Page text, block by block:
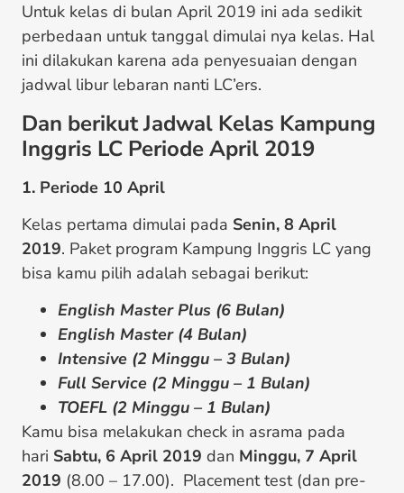
Untuk kelas di bulan April 2019 ini ada sedikit
perbedaan untuk tanggal dimulai nya kelas. Hal
ini dilakukan karena ada penyesuaian dengan
jadwal libur lebaran nanti LC’ers.
Dan berikut Jadwal Kelas Kampung
Inggris LC Periode April 2019
1. Periode 10 April
Kelas pertama dimulai pada Senin, 8 April
2019. Paket program Kampung Inggris LC yang
bisa kamu pilih adalah sebagai berikut:
English Master Plus (6 Bulan)
English Master (4 Bulan)
Intensive (2 Minggu – 3 Bulan)
Full Service (2 Minggu – 1 Bulan)
TOEFL (2 Minggu – 1 Bulan)
Kamu bisa melakukan check in asrama pada
hari Sabtu, 6 April 2019 dan Minggu, 7 April
2019 (8.00 – 17.00). Placement test (dan pre-